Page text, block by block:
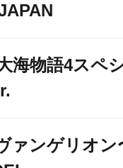
海物語4スペ
ァンゲリオ